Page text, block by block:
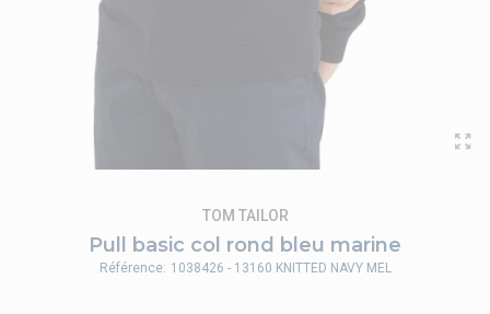
Pull basic col rond bleu marine
TOM TAILOR
Référence: 1038426 - 13160 KNITTED NAVY MEL